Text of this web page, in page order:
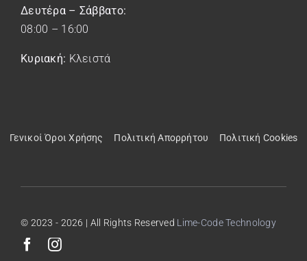
Δευτέρα – Σάββατο:
08:00 – 16:00
Κυριακή: Κλειστά
Γενικοί Όροι Χρήσης Πολιτική Απορρήτου Πολιτική Cookies
© 2023 - 2026 | All Rights Reserved Lime-Code Technology